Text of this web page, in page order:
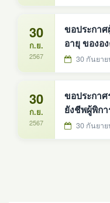
30
ก.ย.
2567
ขอประกาศ
อายุ ของอ
หม้อทองใต้
30 กันยา
30
ก.ย.
2567
ขอประกาศ
ยังชีพผู้พิก
ตำบลดงหม้
30 กันยา